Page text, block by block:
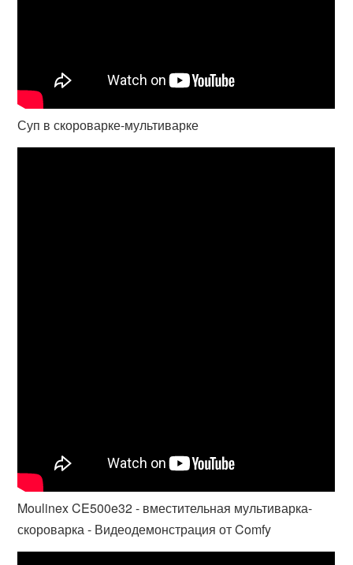
Суп в скороварке-мультиварке
Moulinex CE500e32 - вместительная мультиварка-
скороварка - Видеодемонстрация от Comfy